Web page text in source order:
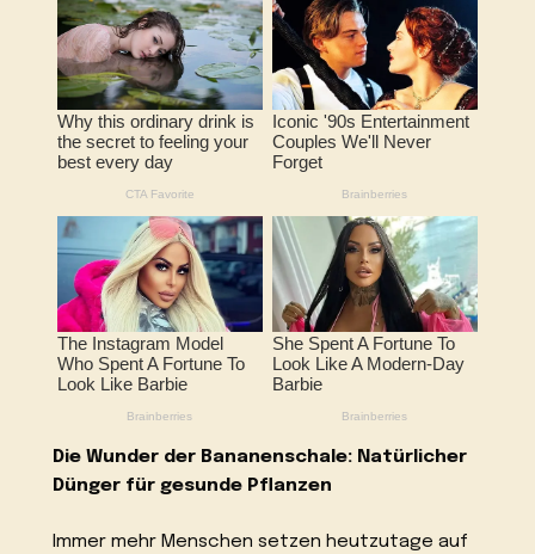
Die Wunder der Bananenschale: Natürlicher
Dünger für gesunde Pflanzen
Immer mehr Menschen setzen heutzutage auf